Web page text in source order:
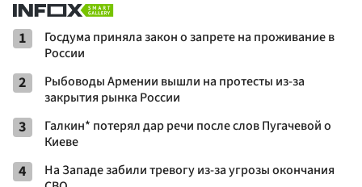
1
Госдума приняла закон о запрете на проживание в
России
2
Рыбоводы Армении вышли на протесты из-за
закрытия рынка России
3
Галкин* потерял дар речи после слов Пугачевой о
Киеве
4
На Западе забили тревогу из-за угрозы окончания